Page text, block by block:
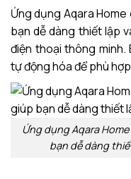
Ứng dụng Aqara
bạn dễ dàng thiết lập
điện thoại thông
tự động hóa để phù
Ứng dụng Aqara
bạn dễ dàng